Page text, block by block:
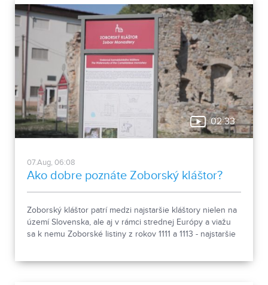
02:33
07.Aug, 06:08
Ako dobre poznáte Zoborský kláštor?
Zoborský kláštor patrí medzi najstaršie kláštory nielen na
území Slovenska, ale aj v rámci strednej Európy a viažu
sa k nemu Zoborské listiny z rokov 1111 a 1113 - najstaršie